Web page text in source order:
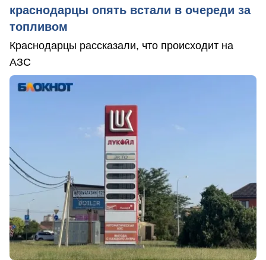
краснодарцы опять встали в очереди за
топливом
Краснодарцы рассказали, что происходит на
АЗС